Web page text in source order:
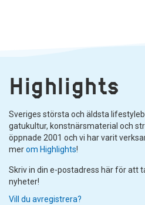
Highlights
Sveriges största och äldsta
gatukultur, konstnärsmaterial och
öppnade 2001 och vi har varit
merom Highlights!
Skriv in din e-postadress här för att
nyheter!
Vill du avregistrera?